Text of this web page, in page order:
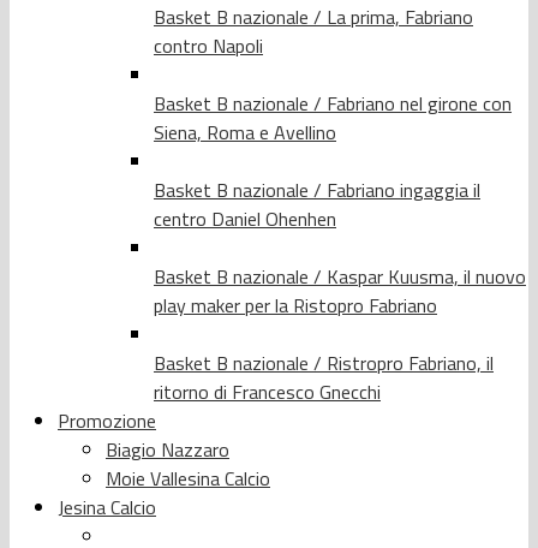
Basket B nazionale / La prima, Fabriano
contro Napoli
Basket B nazionale / Fabriano nel girone con
Siena, Roma e Avellino
Basket B nazionale / Fabriano ingaggia il
centro Daniel Ohenhen
Basket B nazionale / Kaspar Kuusma, il nuovo
play maker per la Ristopro Fabriano
Basket B nazionale / Ristropro Fabriano, il
ritorno di Francesco Gnecchi
Promozione
Biagio Nazzaro
Moie Vallesina Calcio
Jesina Calcio